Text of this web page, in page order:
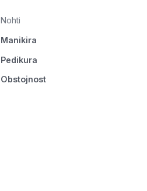
Nohti
Manikira
Pedikura
Obstojnost